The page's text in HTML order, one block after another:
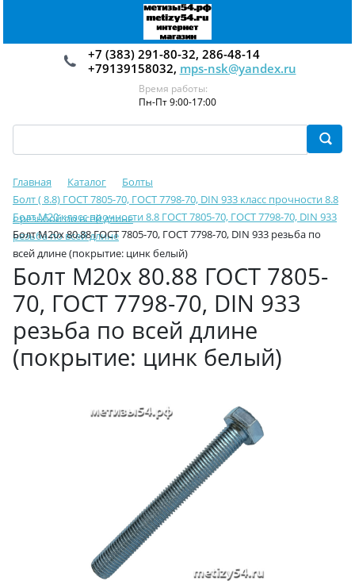
+7 (383) 291-80-32, 286-48-14
+79139158032, mps-nsk@yandex.ru
Время работы:
Пн-Пт 9:00-17:00
Главная Каталог
Болты
Болт ( 8.8) ГОСТ 7805-70, ГОСТ 7798-70, DIN 933 класс прочности 8.8
с резьбой по всей длине
Болт М20 класс прочности 8.8 ГОСТ 7805-70, ГОСТ 7798-70, DIN 933
резьба по всей длине
Болт М20х 80.88 ГОСТ 7805-70, ГОСТ 7798-70, DIN 933 резьба по
всей длине (покрытие: цинк белый)
Болт М20х 80.88 ГОСТ 7805-
70, ГОСТ 7798-70, DIN 933
резьба по всей длине
(покрытие: цинк белый)